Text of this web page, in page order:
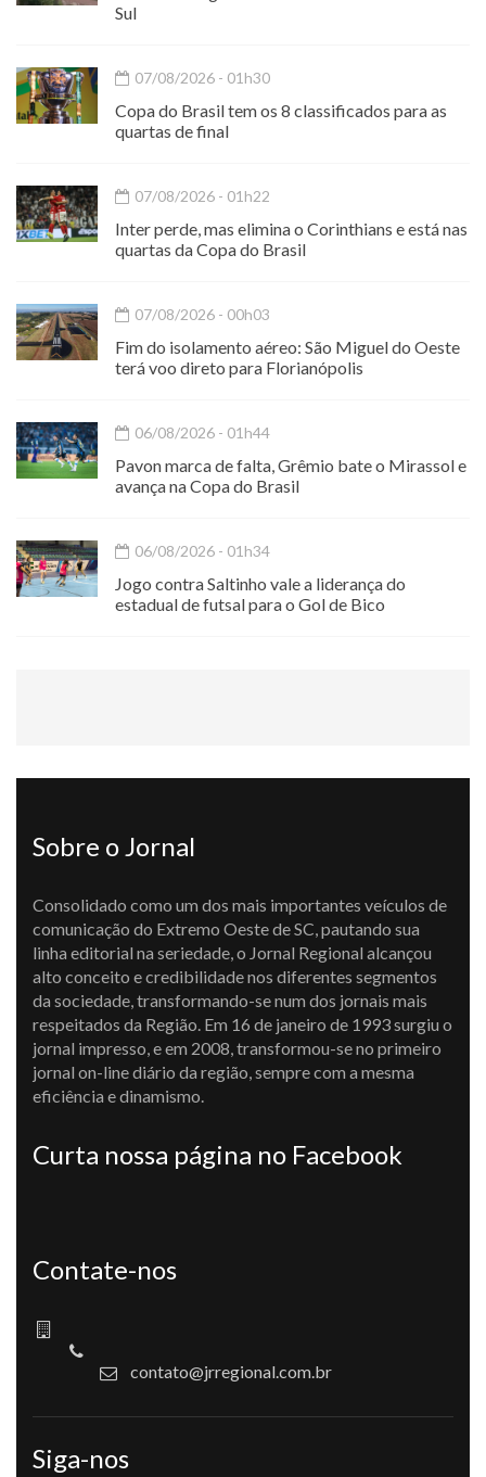
Sul
07/08/2026 - 01h30
Copa do Brasil tem os 8 classificados para as
quartas de final
07/08/2026 - 01h22
Inter perde, mas elimina o Corinthians e está nas
quartas da Copa do Brasil
07/08/2026 - 00h03
Fim do isolamento aéreo: São Miguel do Oeste
terá voo direto para Florianópolis
06/08/2026 - 01h44
Pavon marca de falta, Grêmio bate o Mirassol e
avança na Copa do Brasil
06/08/2026 - 01h34
Jogo contra Saltinho vale a liderança do
estadual de futsal para o Gol de Bico
Sobre o Jornal
Consolidado como um dos mais importantes veículos de
comunicação do Extremo Oeste de SC, pautando sua
linha editorial na seriedade, o Jornal Regional alcançou
alto conceito e credibilidade nos diferentes segmentos
da sociedade, transformando-se num dos jornais mais
respeitados da Região. Em 16 de janeiro de 1993 surgiu o
jornal impresso, e em 2008, transformou-se no primeiro
jornal on-line diário da região, sempre com a mesma
eficiência e dinamismo.
Curta nossa página no Facebook
Contate-nos
contato@jrregional.com.br
Siga-nos